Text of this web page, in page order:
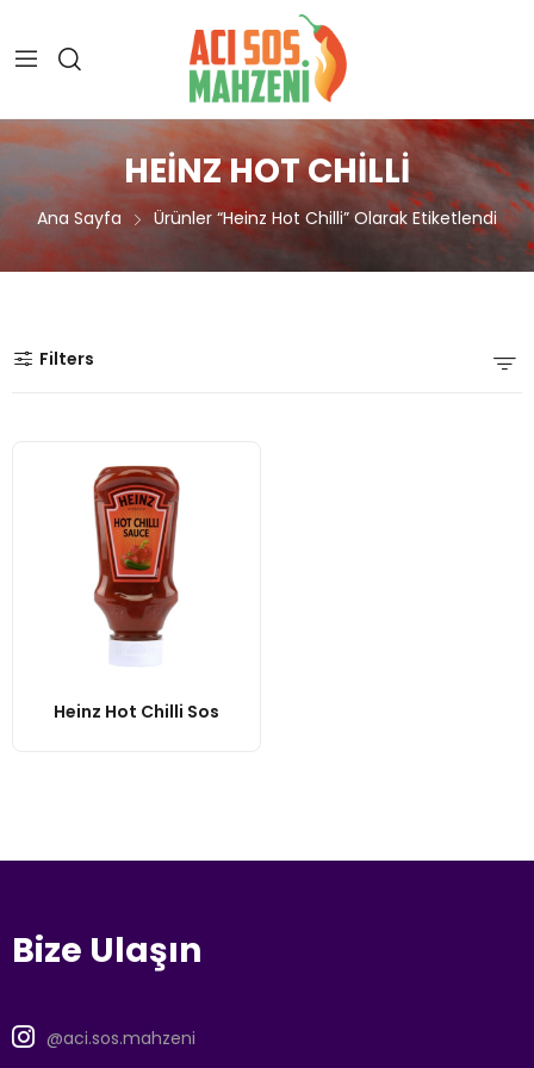
HEINZ HOT CHILLI
Ana Sayfa Ürünler “heinz Hot Chilli” Olarak Etiketlendi
Filters
Heinz Hot Chilli Sos
Bize Ulaşın
@aci.sos.mahzeni